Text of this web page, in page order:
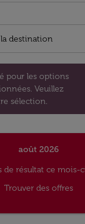
pour les options
Veuillez
sélection.
août 2026
de résultat ce mois-
Trouver des offres